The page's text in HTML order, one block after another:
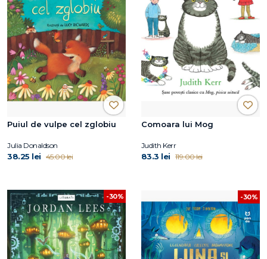
Puiul de vulpe cel zglobiu
Julia Donaldson
38.25 lei 45.00 lei
Comoara lui Mog
Judith Kerr
83.3 lei 119.00 lei
-30% -30%